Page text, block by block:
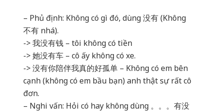
– Phủ định: Không có gì đó, dùng 没有 (Không
不有 nhá).
-> 我没有钱 – tôi không có tiền
-> 她没有车 – cô ấy không có xe.
-> 没有你陪伴我真的好孤单 – Không có em bên
cạnh (không có em bầu bạn) anh thật sự rất cô
đơn.
– Nghi vấn: Hỏi có hay không dùng 。。。有没